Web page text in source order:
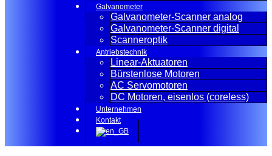
Galvanometer
Galvanometer-Scanner analog
Galvanometer-Scanner digital
Scanneroptik
Antriebstechnik
Linear-Aktuatoren
Bürstenlose Motoren
AC Servomotoren
DC Motoren, eisenlos (coreless)
Unternehmen
Kontakt